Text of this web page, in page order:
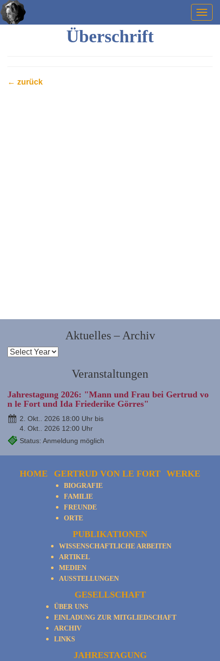
Überschrift
← zurück
Aktuelles – Archiv
Veranstaltungen
Jahrestagung 2026: "Mann und Frau bei Gertrud vo
n le Fort und Ida Friederike Görres"
2. Okt.. 2026 18:00 Uhr bis
4. Okt.. 2026 12:00 Uhr
Status: Anmeldung möglich
HOME GERTRUD VON LE FORT
BIOGRAFIE
FAMILIE
FREUNDE
ORTE
WERKE
PUBLIKATIONEN
WISSENSCHAFTLICHE ARBEITEN
ARTIKEL
MEDIEN
AUSSTELLUNGEN
GESELLSCHAFT
ÜBER UNS
EINLADUNG ZUR MITGLIEDSCHAFT
ARCHIV
LINKS
JAHRESTAGUNG